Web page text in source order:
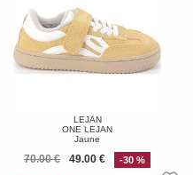
LEJAN
ONE LEJAN
Jaune
70.00 € 49.00 € -30 %